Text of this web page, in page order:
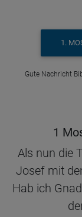
1.
Gute Nachricht
1
Als nun die
Josef mit
Hab ich